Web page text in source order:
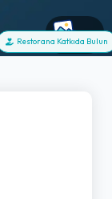
+0
Restorana Katkıda Bulun